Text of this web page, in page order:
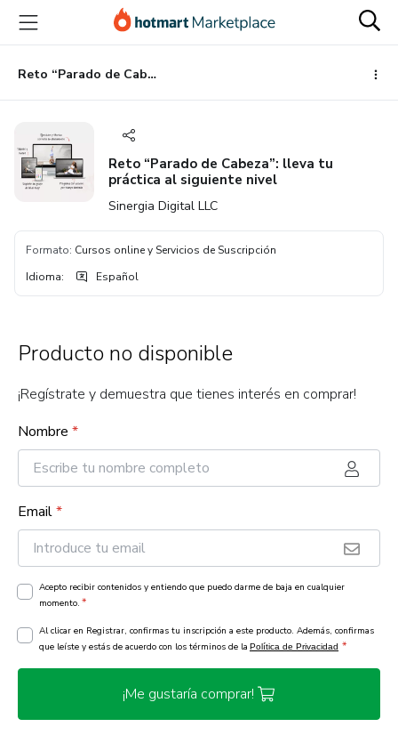
principal
página
de
página
Reto “Parado de Cabeza”: lleva tu práctica al siguiente nivel
Reto “Parado de Cabeza”: lleva tu
práctica al siguiente nivel
Sinergia Digital LLC
Formato: Cursos online y Servicios de Suscripción
Idioma: Español
Producto no disponible
¡Regístrate y demuestra que tienes interés en comprar!
Nombre *
Email*
Acepto recibir contenidos y entiendo que puedo darme de baja en cualquier
momento. *
Al clicar en Registrar, confirmas tu inscripción a este producto. Además, confirmas
que leíste y estás de acuerdo con los términos de la Política de Privacidad *
¡Me gustaría comprar!